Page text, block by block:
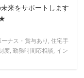
来をサポートします
ナス・賞与あり, 住宅手
度, 勤務時間応相談, イン